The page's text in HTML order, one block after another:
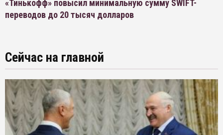
«Тинькофф» повысил минимальную сумму SWIFT-
переводов до 20 тысяч долларов
Сейчас на главной